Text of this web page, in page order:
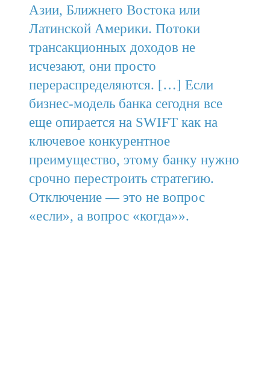
Азии, Ближнего Востока или
Латинской Америки. Потоки
трансакционных доходов не
исчезают, они просто
перераспределяются. […] Если
бизнес-модель банка сегодня все
еще опирается на SWIFT как на
ключевое конкурентное
преимущество, этому банку нужно
срочно перестроить стратегию.
Отключение — это не вопрос
«если», а вопрос «когда»».